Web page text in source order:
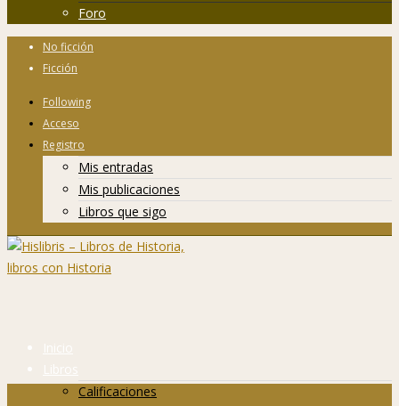
Foro
No ficción
Ficción
Following
Acceso
Registro
Mis entradas
Mis publicaciones
Libros que sigo
Inicio
Libros
Calificaciones